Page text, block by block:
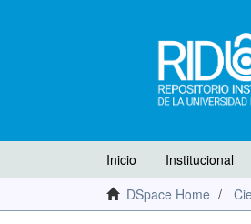
Inicio Institucional
DSpace Home